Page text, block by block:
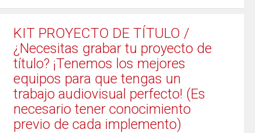
KIT PROYECTO DE TÍTULO /
¿Necesitas grabar tu proyecto de
título? ¡Tenemos los mejores
equipos para que tengas un
trabajo audiovisual perfecto! (Es
necesario tener conocimiento
previo de cada implemento)